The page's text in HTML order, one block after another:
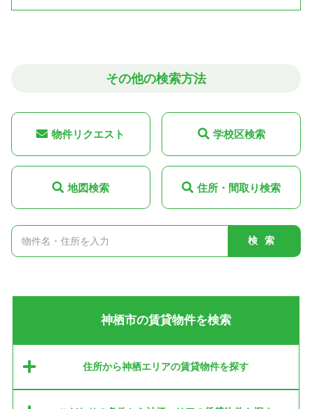
その他の検索方法
物件リクエスト 学校区検索
地図検索 住所・間取り検索
検索
神栖市の賃貸物件を検索
住所から神栖エリアの賃貸物件を探す